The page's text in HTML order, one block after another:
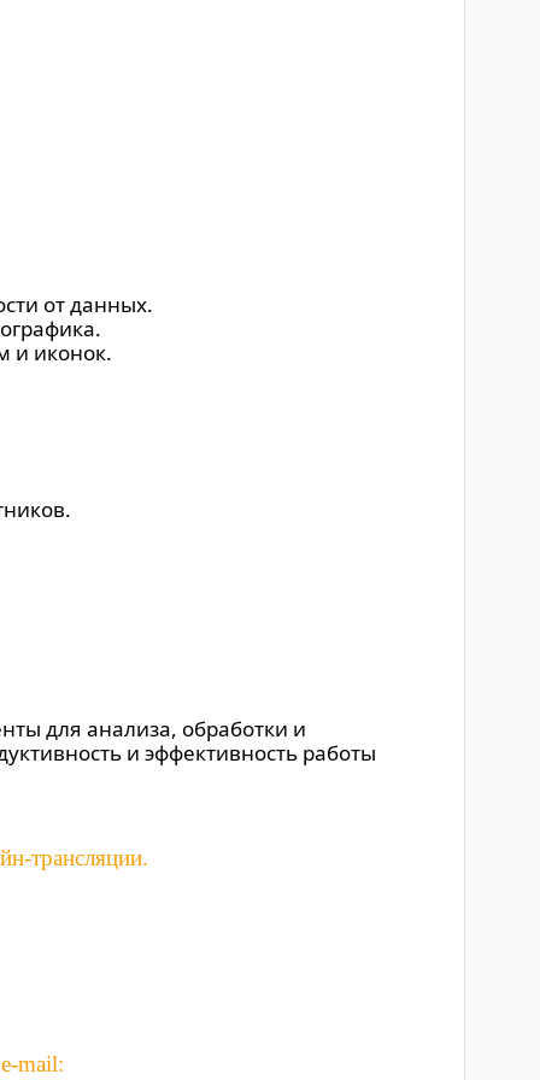
от данных.
и иконок.
для анализа, обработки и
и эффективность работы
трансляции.
mail: